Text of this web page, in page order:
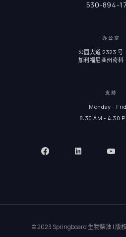
530-894-
办公室
公园大道 2323 号
加利福尼亚州奇
支持
Monday -
8:30 AM - 4:30
© 2023 Springboard 生物柴油 | 版